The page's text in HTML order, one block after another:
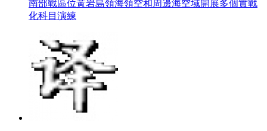
南部戰區位黃岩島領海領空和周邊海空域開展多個實戰
化科目演練